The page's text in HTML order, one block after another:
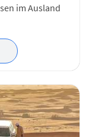
im Ausland